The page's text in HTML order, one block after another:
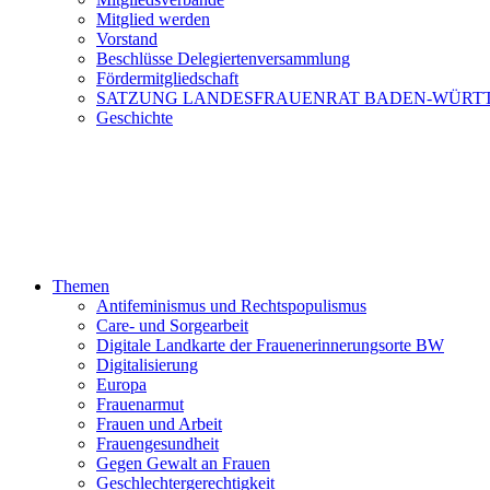
Mitglied werden
Vorstand
Beschlüsse Delegiertenversammlung
Fördermitgliedschaft
SATZUNG LANDESFRAUENRAT BADEN-
Geschichte
Themen
Antifeminismus und Rechtspopulismus
Care- und Sorgearbeit
Digitale Landkarte der Frauenerinnerungsorte BW
Digitalisierung
Europa
Frauenarmut
Frauen und Arbeit
Frauengesundheit
Gegen Gewalt an Frauen
Geschlechtergerechtigkeit